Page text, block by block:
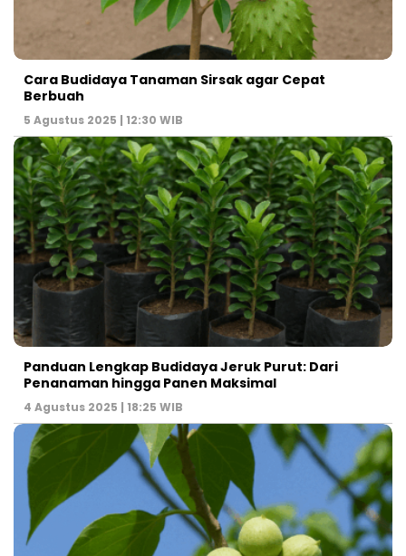
Cara Budidaya Tanaman Sirsak agar Cepat
Berbuah
5 Agustus 2025 | 12:30 WIB
Panduan Lengkap Budidaya Jeruk Purut: Dari
Penanaman hingga Panen Maksimal
4 Agustus 2025 | 18:25 WIB